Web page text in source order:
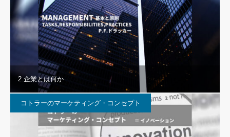
2.企業とは何か
コトラーのマーケティング・コンセプト